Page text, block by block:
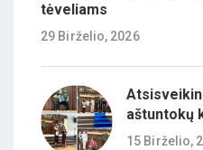
tėveliams
29 Birželio, 2026
aštuntokų
15 Birželio,